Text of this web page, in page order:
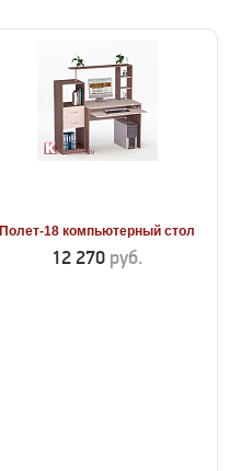
Полет-18 компьютерный стол
12 270 руб.